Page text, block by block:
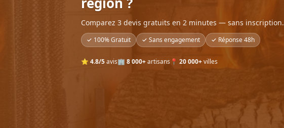
Comparez 3 devis gratuits en 2 minutes — sans inscription.
✓ 100% Gratuit ✓ Sans engagement ✓ Réponse 48h
⭐ 4.8/5avis🏢 8 000+artisans 📍 20 000+villes